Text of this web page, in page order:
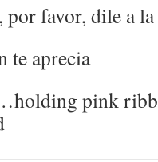
por favor, dile a
te aprecia
pink